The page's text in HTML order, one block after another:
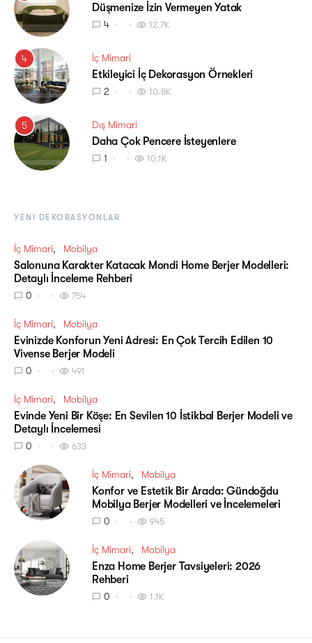
Düşmenize İzin Vermeyen Yatak
4 12.7K
4 İç Mimari
Etkileyici İç Dekorasyon Örnekleri
2 10.8K
5 Dış Mimari
Daha Çok Pencere İsteyenlere
1 10.1K
YENI DEKORASYONLAR
İç Mimari Mobilya
Salonuna Karakter Katacak Mondi Home Berjer Modelleri:
Detaylı İnceleme Rehberi
0 754
İç Mimari Mobilya
Evinizde Konforun Yeni Adresi: En Çok Tercih Edilen 10
Vivense Berjer Modeli
0 491
İç Mimari Mobilya
Evinde Yeni Bir Köşe: En Sevilen 10 İstikbal Berjer Modeli ve
Detaylı İncelemesi
0 633
İç Mimari Mobilya
Konfor ve Estetik Bir Arada: Gündoğdu
Mobilya Berjer Modelleri ve İncelemeleri
0 945
İç Mimari Mobilya
Enza Home Berjer Tavsiyeleri: 2026
Rehberi
0 1.1K